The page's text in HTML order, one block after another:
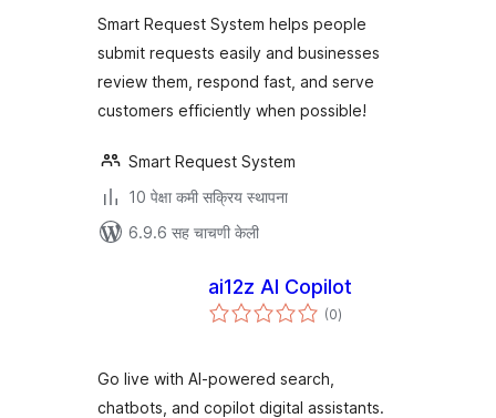
Smart Request System helps people
submit requests easily and businesses
review them, respond fast, and serve
customers efficiently when possible!
Smart Request System
10 पेक्षा कमी सक्रिय स्थापना
6.9.6 सह चाचणी केली
ai12z AI Copilot
(0एकूण
मूल्यांकन
)
Go live with AI-powered search,
chatbots, and copilot digital assistants.